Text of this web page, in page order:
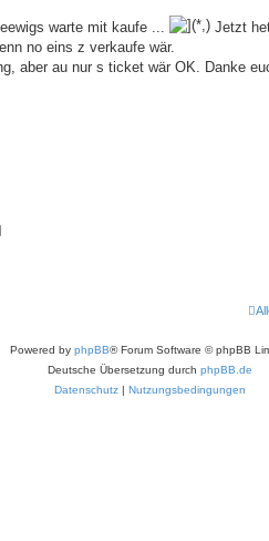
warte mit kaufe ...
Jetzt
no eins z verkaufe wär.
aber au nur s ticket wär OK. Danke
Powered by phpBB® Forum Software © phpBB
Deutsche Übersetzung durch phpBB.de
Datenschutz | Nutzungsbedingungen